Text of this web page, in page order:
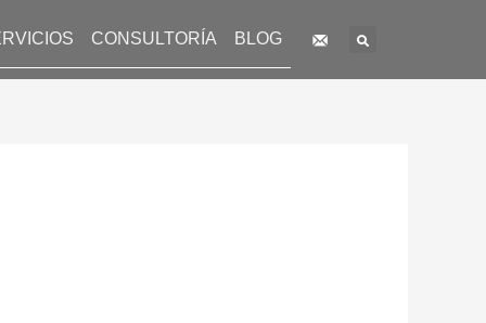
CONSULTORÍA BLOG Search